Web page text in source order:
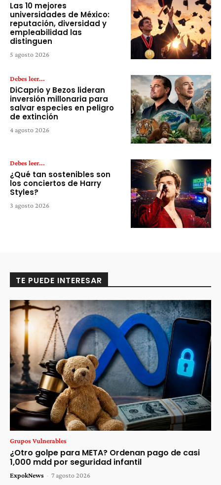
Las 10 mejores
universidades de México:
reputación, diversidad y
empleabilidad las
distinguen
5 agosto 2026
Debes leer...
DiCaprio y Bezos lideran
inversión millonaria para
salvar especies en peligro
de extinción
4 agosto 2026
Debes leer...
¿Qué tan sostenibles son
los conciertos de Harry
Styles?
3 agosto 2026
TE PUEDE INTERESAR
Grupos Vulnerables
¿Otro golpe para META? Ordenan pago de casi
1,000 mdd por seguridad infantil
ExpokNews - 7 agosto 2026